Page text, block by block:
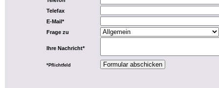
Telefax
E-Mail*
Frage zu
Ihre Nachricht*
*Pflichtfeld